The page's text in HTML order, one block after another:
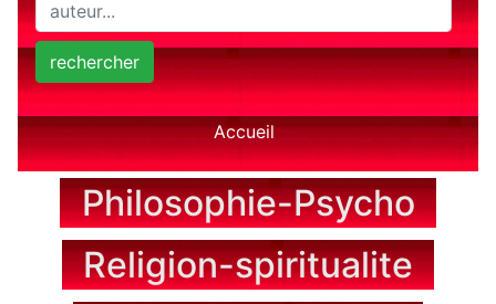
rechercher
Accueil
Philosophie-Psycho
Religion-spiritualite